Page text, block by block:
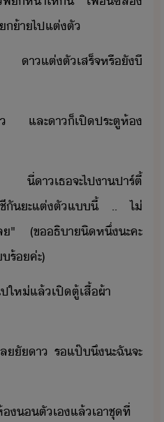
า​ไป​แต่ตั
​า​แต่ตั​เสร็จ​หรืั​ี​
​ ​และ​า​็​เปิ​ประตู​ห้​
​า​เธ​จะ​ไป​า​ปาร์ตี้​
ชี​ั​ะ​แต่ตั​แี้​ ​..​ ​ไ่​
​"​ ​(​ข​ธิา​ิหึ่​ะคะ​
ร้​ค่ะ​)​
ให่​แล้​เปิ​ตู้เสื้ผ้า​
ั​า​ ​ร​แป๊​ึ​ะ​ฉั​จะ​
ตัเ​แล้​เา​ชุ​ที่​